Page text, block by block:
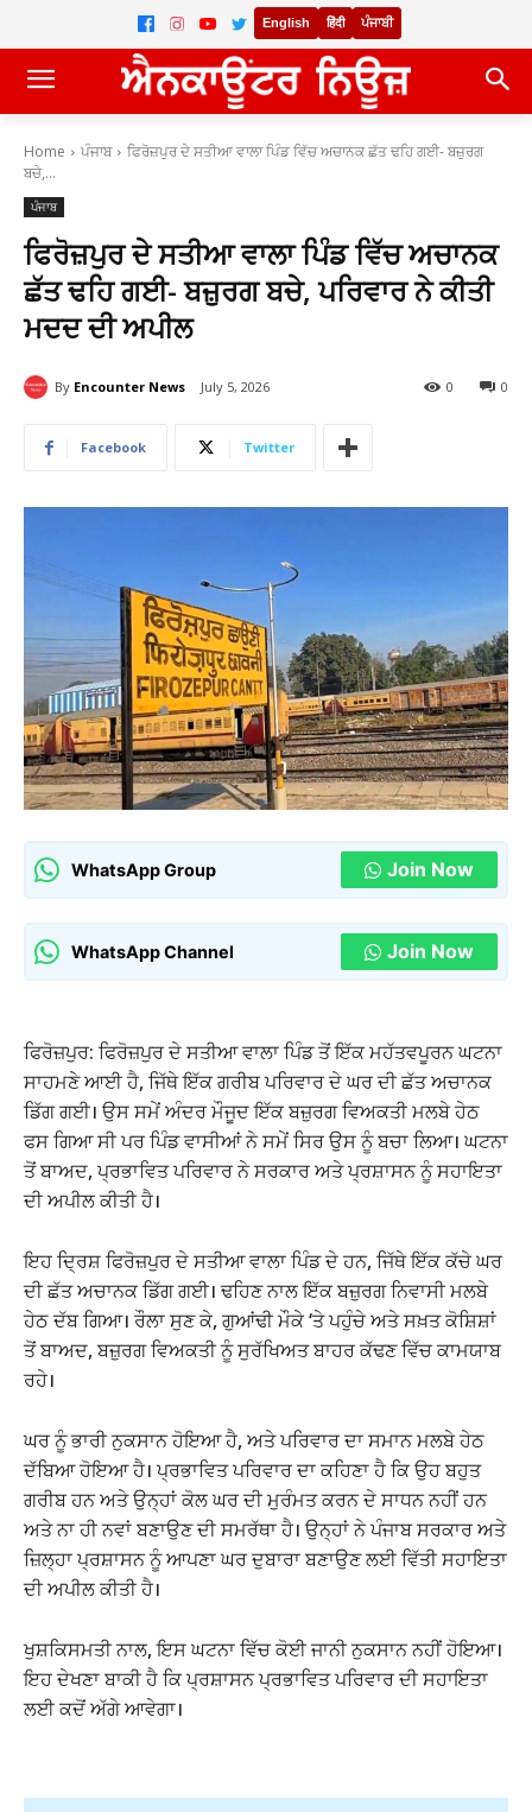
English हिंदी ਪੰਜਾਬੀ
Home ਪੰਜਾਬ
ਫਿਰੋਜ਼ਪੁਰ ਦੇ ਸਤੀਆ ਵਾਲਾ ਪਿੰਡ ਵਿੱਚ ਅਚਾਨਕ ਛੱਤ ਢਹਿ ਗਈ- ਬਜ਼ੁਰਗ
ਬਚੇ,...
ਪੰਜਾਬ
ਫਿਰੋਜ਼ਪੁਰ ਦੇ ਸਤੀਆ ਵਾਲਾ ਪਿੰਡ ਵਿੱਚ ਅਚਾਨਕ
ਛੱਤ ਢਹਿ ਗਈ- ਬਜ਼ੁਰਗ ਬਚੇ, ਪਰਿਵਾਰ ਨੇ ਕੀਤੀ
ਮਦਦ ਦੀ ਅਪੀਲ
By Encounter News July 5, 2026 0
0
Facebook Twitter
WhatsApp Group Join Now
WhatsApp Channel Join Now
ਫਿਰੋਜ਼ਪੁਰ: ਫਿਰੋਜ਼ਪੁਰ ਦੇ ਸਤੀਆ ਵਾਲਾ ਪਿੰਡ ਤੋਂ ਇੱਕ ਮਹੱਤਵਪੂਰਨ ਘਟਨਾ
ਸਾਹਮਣੇ ਆਈ ਹੈ, ਜਿੱਥੇ ਇੱਕ ਗਰੀਬ ਪਰਿਵਾਰ ਦੇ ਘਰ ਦੀ ਛੱਤ ਅਚਾਨਕ
ਡਿੱਗ ਗਈ। ਉਸ ਸਮੇਂ ਅੰਦਰ ਮੌਜੂਦ ਇੱਕ ਬਜ਼ੁਰਗ ਵਿਅਕਤੀ ਮਲਬੇ ਹੇਠ
ਫਸ ਗਿਆ ਸੀ ਪਰ ਪਿੰਡ ਵਾਸੀਆਂ ਨੇ ਸਮੇਂ ਸਿਰ ਉਸ ਨੂੰ ਬਚਾ ਲਿਆ। ਘਟਨਾ
ਤੋਂ ਬਾਅਦ, ਪ੍ਰਭਾਵਿਤ ਪਰਿਵਾਰ ਨੇ ਸਰਕਾਰ ਅਤੇ ਪ੍ਰਸ਼ਾਸਨ ਨੂੰ ਸਹਾਇਤਾ
ਦੀ ਅਪੀਲ ਕੀਤੀ ਹੈ।
ਇਹ ਦ੍ਰਿਸ਼ ਫਿਰੋਜ਼ਪੁਰ ਦੇ ਸਤੀਆ ਵਾਲਾ ਪਿੰਡ ਦੇ ਹਨ, ਜਿੱਥੇ ਇੱਕ ਕੱਚੇ ਘਰ
ਦੀ ਛੱਤ ਅਚਾਨਕ ਡਿੱਗ ਗਈ। ਢਹਿਣ ਨਾਲ ਇੱਕ ਬਜ਼ੁਰਗ ਨਿਵਾਸੀ ਮਲਬੇ
ਹੇਠ ਦੱਬ ਗਿਆ। ਰੌਲਾ ਸੁਣ ਕੇ, ਗੁਆਂਢੀ ਮੌਕੇ ‘ਤੇ ਪਹੁੰਚੇ ਅਤੇ ਸਖ਼ਤ ਕੋਸ਼ਿਸ਼ਾਂ
ਤੋਂ ਬਾਅਦ, ਬਜ਼ੁਰਗ ਵਿਅਕਤੀ ਨੂੰ ਸੁਰੱਖਿਅਤ ਬਾਹਰ ਕੱਢਣ ਵਿੱਚ ਕਾਮਯਾਬ
ਰਹੇ।
ਘਰ ਨੂੰ ਭਾਰੀ ਨੁਕਸਾਨ ਹੋਇਆ ਹੈ, ਅਤੇ ਪਰਿਵਾਰ ਦਾ ਸਮਾਨ ਮਲਬੇ ਹੇਠ
ਦੱਬਿਆ ਹੋਇਆ ਹੈ। ਪ੍ਰਭਾਵਿਤ ਪਰਿਵਾਰ ਦਾ ਕਹਿਣਾ ਹੈ ਕਿ ਉਹ ਬਹੁਤ
ਗਰੀਬ ਹਨ ਅਤੇ ਉਨ੍ਹਾਂ ਕੋਲ ਘਰ ਦੀ ਮੁਰੰਮਤ ਕਰਨ ਦੇ ਸਾਧਨ ਨਹੀਂ ਹਨ
ਅਤੇ ਨਾ ਹੀ ਨਵਾਂ ਬਣਾਉਣ ਦੀ ਸਮਰੱਥਾ ਹੈ। ਉਨ੍ਹਾਂ ਨੇ ਪੰਜਾਬ ਸਰਕਾਰ ਅਤੇ
ਜ਼ਿਲ੍ਹਾ ਪ੍ਰਸ਼ਾਸਨ ਨੂੰ ਆਪਣਾ ਘਰ ਦੁਬਾਰਾ ਬਣਾਉਣ ਲਈ ਵਿੱਤੀ ਸਹਾਇਤਾ
ਦੀ ਅਪੀਲ ਕੀਤੀ ਹੈ।
ਖੁਸ਼ਕਿਸਮਤੀ ਨਾਲ, ਇਸ ਘਟਨਾ ਵਿੱਚ ਕੋਈ ਜਾਨੀ ਨੁਕਸਾਨ ਨਹੀਂ ਹੋਇਆ।
ਇਹ ਦੇਖਣਾ ਬਾਕੀ ਹੈ ਕਿ ਪ੍ਰਸ਼ਾਸਨ ਪ੍ਰਭਾਵਿਤ ਪਰਿਵਾਰ ਦੀ ਸਹਾਇਤਾ
ਲਈ ਕਦੋਂ ਅੱਗੇ ਆਵੇਗਾ।